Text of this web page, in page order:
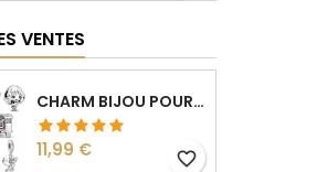
VENTES
CHARM BIJOU POUR BRACELET COLLECTION HARRY
Prix
11,99 € favorite_border